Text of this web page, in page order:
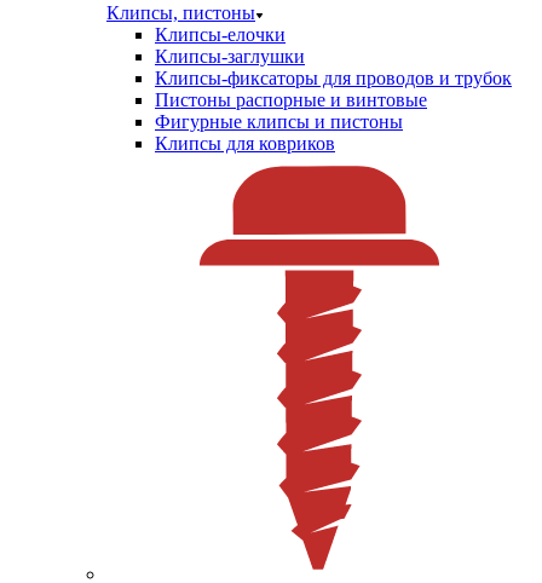
Клипсы, пистоны
Клипсы-елочки
Клипсы-заглушки
Клипсы-фиксаторы для проводов и трубок
Пистоны распорные и винтовые
Фигурные клипсы и пистоны
Клипсы для ковриков